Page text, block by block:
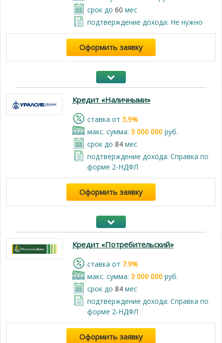
срок до 60 мес
подтверждение дохода: Не нужно
Оформить заявку
Кредит «Наличными»
cтавка от 5.9%
макс. сумма: 3 000 000руб.
срок до 84мес
подтверждение дохода: Справка по
форме 2-НДФЛ
Оформить заявку
Кредит «Потребительский»
cтавка от 7.9%
макс. сумма: 3 000 000руб.
срок до 84мес
подтверждение дохода: Справка по
форме 2-НДФЛ
Оформить заявку